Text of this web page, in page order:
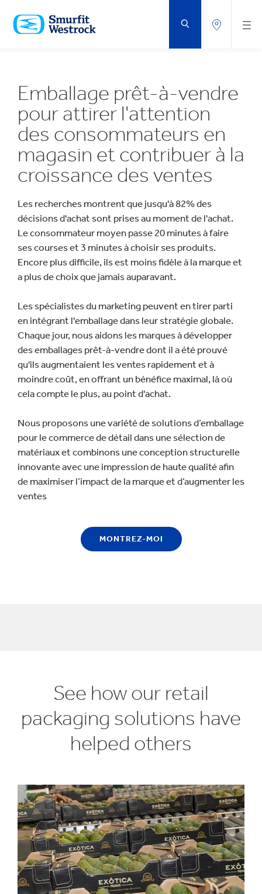
AU
CONTENU
PRINCIPAL
Emballage prêt-à-vendre
pour attirer l'attention
des consommateurs en
magasin et contribuer à la
croissance des ventes
Les recherches montrent que jusqu'à 82% des
décisions d'achat sont prises au moment de l'achat.
Le consommateur moyen passe 20 minutes à faire
ses courses et 3 minutes à choisir ses produits.
Encore plus difficile, ils est moins fidèle à la marque et
a plus de choix que jamais auparavant.
Les spécialistes du marketing peuvent en tirer parti
en intégrant l'emballage dans leur stratégie globale.
Chaque jour, nous aidons les marques à développer
des emballages prêt-à-vendre dont il a été prouvé
qu'ils augmentaient les ventes rapidement et à
moindre coût, en offrant un bénéfice maximal, là où
cela compte le plus, au point d'achat.
Nous proposons une variété de solutions d’emballage
pour le commerce de détail dans une sélection de
matériaux et combinons une conception structurelle
innovante avec une impression de haute qualité afin
de maximiser l’impact de la marque et d’augmenter les
ventes
MONTREZ-MOI
See how our retail
packaging solutions have
helped others